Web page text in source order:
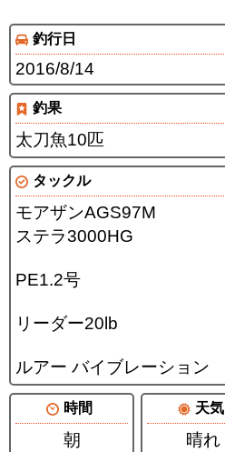
釣行日
2016/8/14
釣果
太刀魚10匹
タックル
モアザンAGS97M
ステラ3000HG
PE1.2号
リーダー20lb
ルアー バイブレーション
時間
朝
天気
晴れ